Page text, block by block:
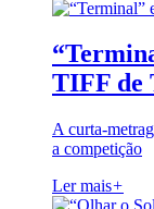
TIFF de
A curta-
a competição
Ler mais+